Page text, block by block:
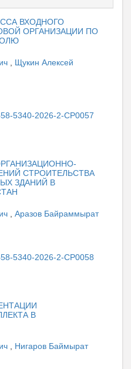
ВХОДНОГО
ОРГАНИЗАЦИИ ПО
Щукин Алексей
5340-2026-2-CP0057
СТРОИТЕЛЬСТВА
ЗДАНИЙ В
Аразов Байраммырат
5340-2026-2-CP0058
В
Нигаров Баймырат